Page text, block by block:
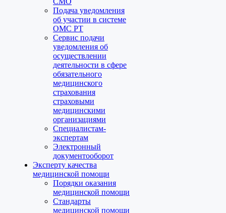
Подача уведомления
об участии в системе
ОМС РТ
Сервис подачи
уведомления об
осуществлении
деятельности в сфере
обязательного
медицинского
страхования
страховыми
медицинскими
организациями
Специалистам-
экспертам
Электронный
документооборот
Эксперту качества
медицинской помощи
Порядки оказания
медицинской помощи
Стандарты
медицинской помощи